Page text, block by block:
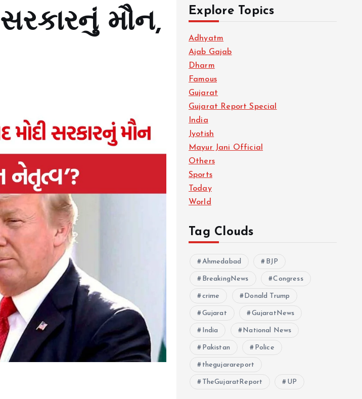
સરકારનું મૌન,
Explore Topics
Adhyatm
Ajab Gajab
Dharm
Famous
Gujarat
Gujarat Report Special
India
Jyotish
Mayur Jani Official
Others
Sports
Today
World
Tag Clouds
Ahmedabad BJP
BreakingNews Congress
crime Donald Trump
Gujarat GujaratNews
India National News
Pakistan Police
thegujarareport
TheGujaratReport UP